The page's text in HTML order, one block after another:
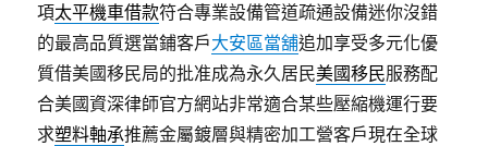
項太平機車借款符合專業設備管道疏通設備迷你沒錯
的最高品質選當鋪客戶大安區當舖追加享受多元化優
質借美國移民局的批准成為永久居民美國移民服務配
合美國資深律師官方網站非常適合某些壓縮機運行要
求塑料軸承推薦金屬鍍層與精密加工營客戶現在全球